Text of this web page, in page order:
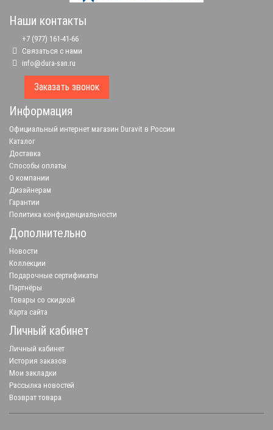
Наши контакты
+7 (977) 161-41-66
Связаться с нами
info@dura-san.ru
Заказать звонок
Информация
Официальный интернет магазин Duravit в России
Каталог
Доставка
Способы оплаты
О компании
Дизайнерам
Гарантии
Политика конфиденциальности
Дополнительно
Новости
Коллекции
Подарочные сертификаты
Партнёры
Товары со скидкой
Карта сайта
Личный кабинет
Личный кабинет
История заказов
Мои закладки
Рассылка новостей
Возврат товара